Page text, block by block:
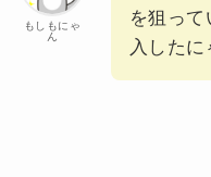
もしもにゃ
ん
を狙っ
入したに